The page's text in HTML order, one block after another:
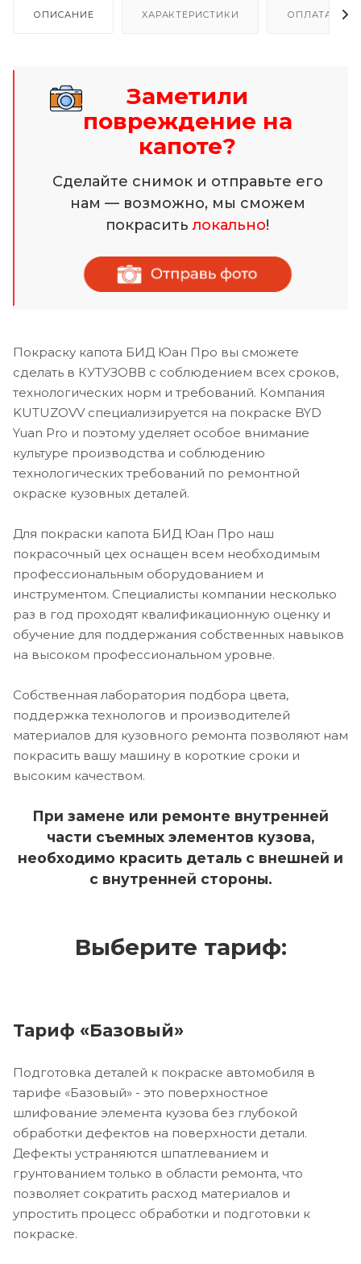
ОПИСАНИЕ ХАРАКТЕРИСТИКИ ОПЛАТА И
Заметили
повреждение на
капоте?
Сделайте снимок и отправьте его
нам — возможно, мы сможем
покраситьлокально!
Покраску капота БИД Юан Про вы сможете
сделать в КУТУЗОВВ с соблюдением всех сроков,
технологических норм и требований. Компания
KUTUZOVV специализируется на покраске BYD
Yuan Pro и поэтому уделяет особое внимание
культуре производства и соблюдению
технологических требований по ремонтной
окраске кузовных деталей.
Для покраски капота БИД Юан Про наш
покрасочный цех оснащен всем необходимым
профессиональным оборудованием и
инструментом. Специалисты компании несколько
раз в год проходят квалификационную оценку и
обучение для поддержания собственных навыков
на высоком профессиональном уровне.
Собственная лаборатория подбора цвета,
поддержка технологов и производителей
материалов для кузовного ремонта позволяют нам
покрасить вашу машину в короткие сроки и
высоким качеством.
При замене или ремонте внутренней
части съемных элементов кузова,
необходимо красить деталь с внешней и
с внутренней стороны.
Выберите тариф:
Тариф «Базовый»
Подготовка деталей к покраске автомобиля в
тарифе «Базовый» - это поверхностное
шлифование элемента кузова без глубокой
обработки дефектов на поверхности детали.
Дефекты устраняются шпатлеванием и
грунтованием только в области ремонта, что
позволяет сократить расход материалов и
упростить процесс обработки и подготовки к
покраске.